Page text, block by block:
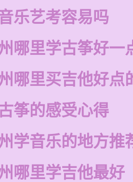
乐艺考容易吗
哪里学古筝好一
哪里买吉他好点
筝的感受心得
学音乐的地方推
哪里学吉他最好